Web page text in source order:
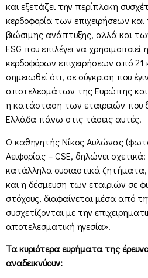
και εξετάζει την περίπλοκη
κερδοφορία των επιχειρήσεων
βιώσιμης ανάπτυξης, αλλά και
ESG που επιλέγει να
κερδοφόρων επιχειρήσεων από 21
σημειωθεί ότι, σε σύγκριση που
αποτελεσμάτων της Ευρώπης και
η κατάσταση των εταιρειών που
Ελλάδα πάνω στις τάσεις αυτές.
Ο καθηγητής Νίκος Αυλώνας
Αειφορίας – CSE, δηλώνει
κατάλληλα ουσιαστικά ζητήματα,
και η δέσμευση των εταιριών σε
στόχους, διαφαίνεται μέσα από
συσχετίζονται με την
αποτελεσματική ηγεσία».
Τα κυριότερα ευρήματα της
αναδεικνύουν: